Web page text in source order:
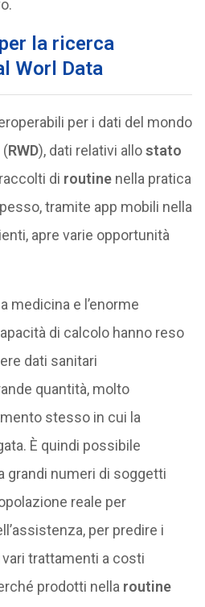
la ricerca
Worl Data
per i dati del mondo
(RWD), dati relativi allostato
raccolti di routinenella pratica
tramite app mobili nella
apre varie opportunità
medicina e l’enorme
di calcolo hanno reso
dati sanitari
quantità, molto
stesso in cui la
È quindi possibile
grandi numeri di soggetti
reale per
per predire i
trattamenti a costi
prodotti nella routine